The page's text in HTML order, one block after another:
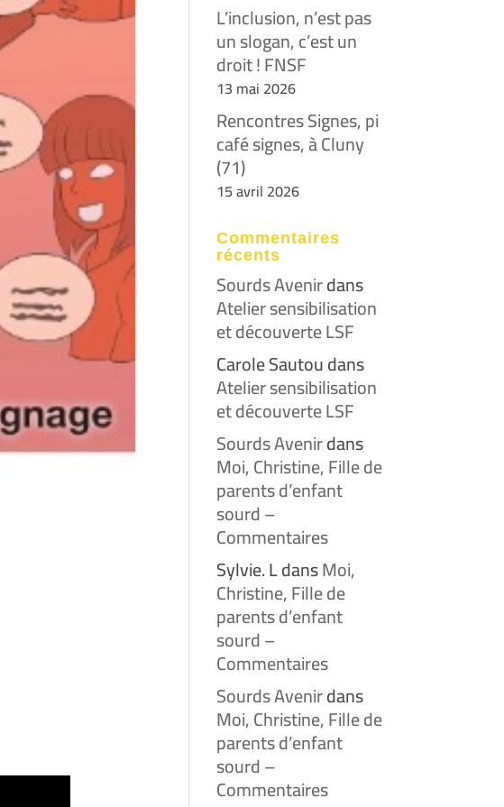
L’inclusion, n’est pas
un slogan, c’est un
droit ! FNSF
13 mai 2026
Rencontres Signes, pi
café signes, à Cluny
(71)
15 avril 2026
Commentaires
récents
Sourds Avenirdans
Atelier sensibilisation
et découverte LSF
Carole Sautoudans
Atelier sensibilisation
et découverte LSF
Sourds Avenirdans
Moi, Christine, Fille de
parents d’enfant
sourd –
Commentaires
Sylvie. LdansMoi,
Christine, Fille de
parents d’enfant
sourd –
Commentaires
Sourds Avenirdans
Moi, Christine, Fille de
parents d’enfant
sourd –
Commentaires